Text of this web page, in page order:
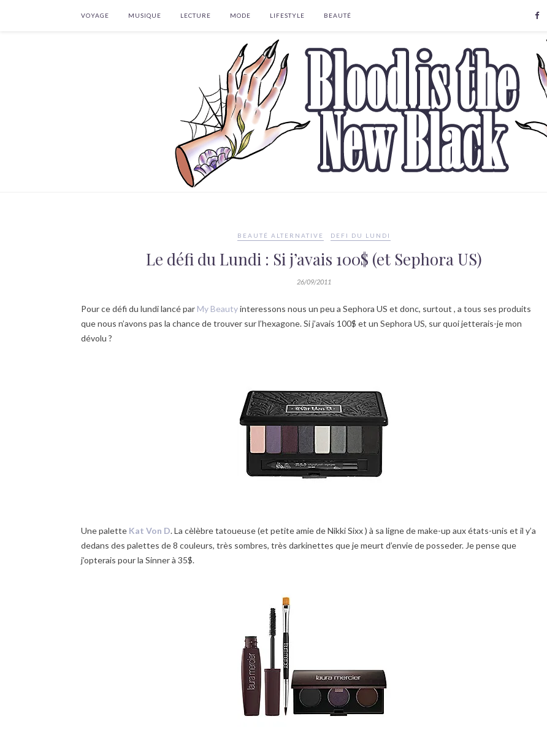
VOYAGE MUSIQUE LECTURE MODE LIFESTYLE BEAUTÉ
BEAUTÉ ALTERNATIVE DEFI DU LUNDI
Le défi du Lundi : Si j’avais 100$ (et Sephora US)
26/09/2011
Pour ce défi du lundi lancé par My Beautyinteressons nous un peu a Sephora US et donc, surtout , a tous ses produits
que nous n’avons pas la chance de trouver sur l’hexagone. Si j’avais 100$ et un Sephora US, sur quoi jetterais-je mon
dévolu ?
Une palette Kat Von D. La cèlèbre tatoueuse (et petite amie de Nikki Sixx ) à sa ligne de make-up aux états-unis et il y’a
dedans des palettes de 8 couleurs, très sombres, très darkinettes que je meurt d’envie de posseder. Je pense que
j’opterais pour la Sinner à 35$.